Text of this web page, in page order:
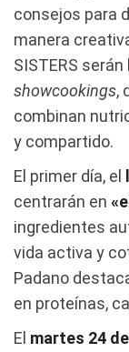
consejos para
manera
SISTERS
showcookings,
combinan
y compartido.
El primer día, el
centrarán en
ingredientes
vida activa y
Padano
en proteínas,
El martes 24